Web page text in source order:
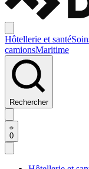
Hôtellerie et santé
camionsMaritime
Rechercher
0